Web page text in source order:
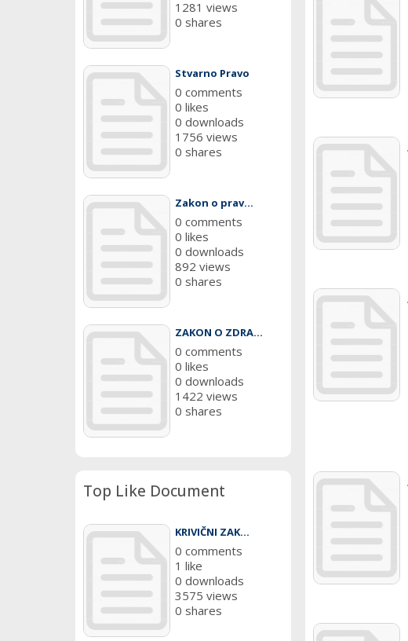
1281 views
0 shares
Stvarno Pravo
0 comments
0 likes
0 downloads
1756 views
0 shares
Zakon o prav...
0 comments
0 likes
0 downloads
892 views
0 shares
ZAKON O ZDRA...
0 comments
0 likes
0 downloads
1422 views
0 shares
Top Like Document
KRIVIČNI ZAK...
0 comments
1 like
0 downloads
3575 views
0 shares